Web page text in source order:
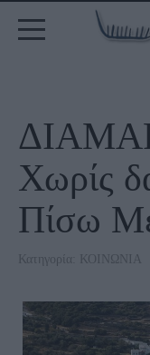
Χωρίς
Πίσω
Κατηγορία: ΚΟΙΝΩΝΙΑ